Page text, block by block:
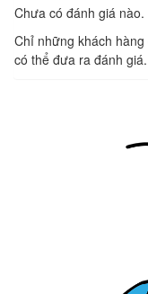
Chưa có đánh giá nào.
Chỉ những khách
có thể đưa ra đánh giá.